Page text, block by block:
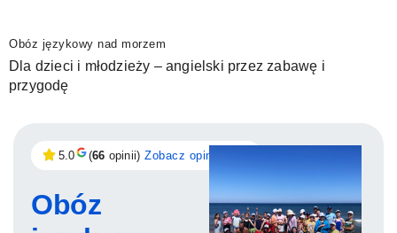
Obóz językowy nad morzem
Dla dzieci i młodzieży – angielski przez zabawę i
przygodę
5.0 (66 opinii) Zobacz opinie →
Obóz